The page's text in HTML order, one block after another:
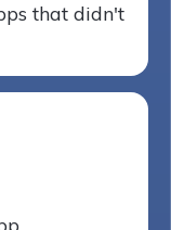
that didn't